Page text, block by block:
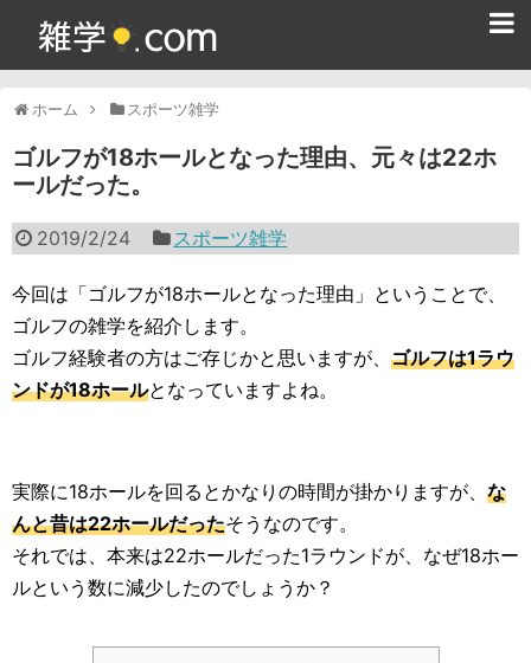
ホーム スポーツ雑学
ゴルフが18ホールとなった理由、元々は22ホ
ールだった。
2019/2/24 スポーツ雑学
今回は「ゴルフが18ホールとなった理由」ということで、
ゴルフの雑学を紹介します。
ゴルフ経験者の方はご存じかと思いますが、 ゴルフは1ラウ
ンドが18ホールとなっていますよね。
実際に18ホールを回るとかなりの時間が掛かりますが、 な
んと昔は22ホールだったそうなのです。
それでは、本来は22ホールだった1ラウンドが、なぜ18ホー
ルという数に減少したのでしょうか？
365日雑学カレンダー
面白い雑学
ためになる雑学
スポーツ雑学
食べ物雑学
歴史雑学
生活雑学
サイト情報